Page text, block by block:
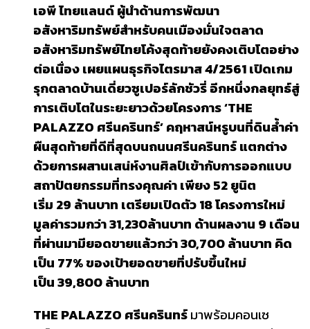
เอพี ไทยแลนด์ผู้นำด้านการพัฒนา
อสังหาริมทรัพย์สำหรับคนเมืองมั่นใจตลาด
อสังหาริมทรัพย์ไทยโค้งสุดท้ายยังคงเติบโตอย่าง
ต่อเนื่อง เผยแผนธุรกิจไตรมาส4/2561 เปิดเกม
รุกตลาดบ้านเดี่ยวซูเปอร์ลักชัวรี่ อีกหนึ่งกลยุทธ์สู่
การเติบโตในระยะยาวด้วยโครงการ‘THE
PALAZZO ศรีนครินทร์’ คฤหาสน์หรูบนที่ดินล้ำค่า
ผืนสุดท้ายที่ดีที่สุดบนถนนศรีนครินทร์ แตกต่าง
ด้วยการผสานเสน่ห์งานศิลป์เข้ากับการออกแบบ
สถาปัตยกรรมที่ทรงคุณค่า เพียง52 ยูนิต
เริ่ม 29 ล้านบาท เตรียมเปิดตัว 18 โครงการใหม่
มูลค่ารวมกว่า 31,230ล้านบาท ด้านผลงาน 9 เดือน
ที่ผ่านมามียอดขายแล้วกว่า 30,700 ล้านบาท คิด
เป็น 77% ของเป้ายอดขายที่ปรับขึ้นใหม่
เป็น39,800 ล้านบาท
THE PALAZZO ศรีนครินทร์มาพร้อมคอนเซ